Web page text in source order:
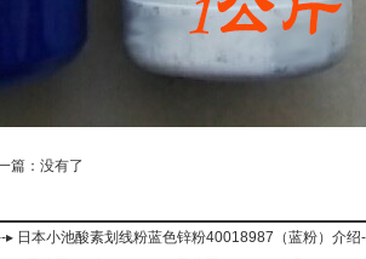
篇：没有了
▸ 日本小池酸素划线粉蓝色锌粉40018987（蓝粉）介绍